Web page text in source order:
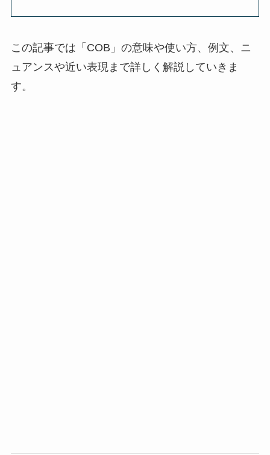
この記事では「COB」の意味や使い方、例文、ニ
ュアンスや近い表現まで詳しく解説していきま
す。